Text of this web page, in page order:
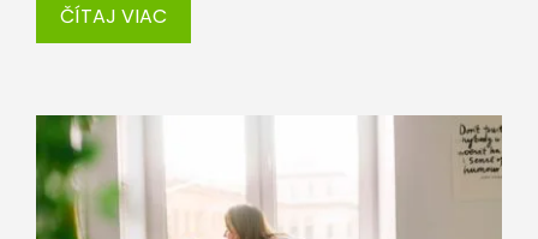
ČÍTAJ VIAC